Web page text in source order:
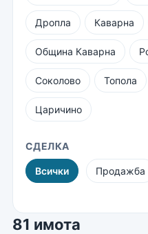
Дропла Каварна
Община Каварна
Соколово Топола
Царичино
СДЕЛКА
Всички Продажба
81 имота